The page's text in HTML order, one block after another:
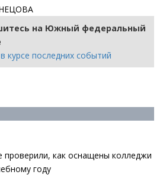
на Южный федеральный
курсе последних событий
проверили, как оснащены колледжи
году